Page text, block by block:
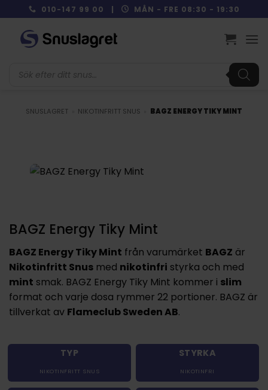
to
content
010-147 99 00 | MÅN - FRE 08:30 - 19:30
SNUSLAGRET NIKOTINFRITT SNUS BAGZ ENERGY TIKY MINT
BAGZ Energy Tiky Mint
BAGZ Energy Tiky Mint från varumärket BAGZ är
Nikotinfritt Snus med nikotinfri styrka och med
mint smak. BAGZ Energy Tiky Mint kommer i slim
format och varje dosa rymmer 22 portioner. BAGZ är
tillverkat av Flameclub Sweden AB.
TYP
NIKOTINFRITT SNUS
STYRKA
NIKOTINFRI